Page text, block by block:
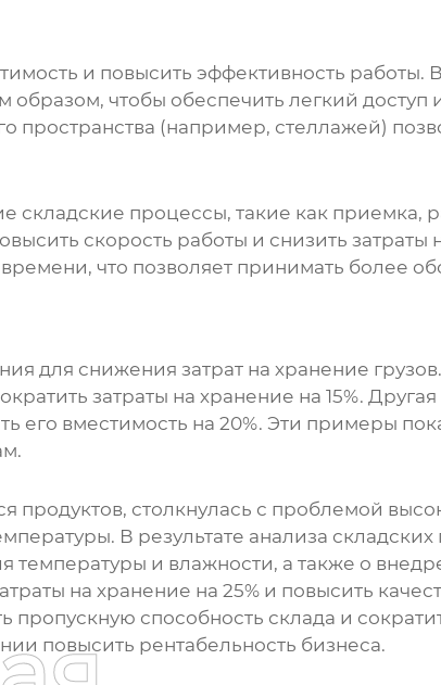
и повысить эффективность работы.
образом, чтобы обеспечить легкий доступ
(например, стеллажей)
складские процессы, такие как приемка,
скорость работы и снизить затраты
что позволяет принимать более
для снижения затрат на хранение
затраты на хранение на 15%.
его вместимость на 20%. Эти примеры
столкнулась с проблемой
В результате анализа
температуры и влажности, а также о
на хранение на 25% и повысить
пропускную способность склада и
повысить рентабельность бизнеса.